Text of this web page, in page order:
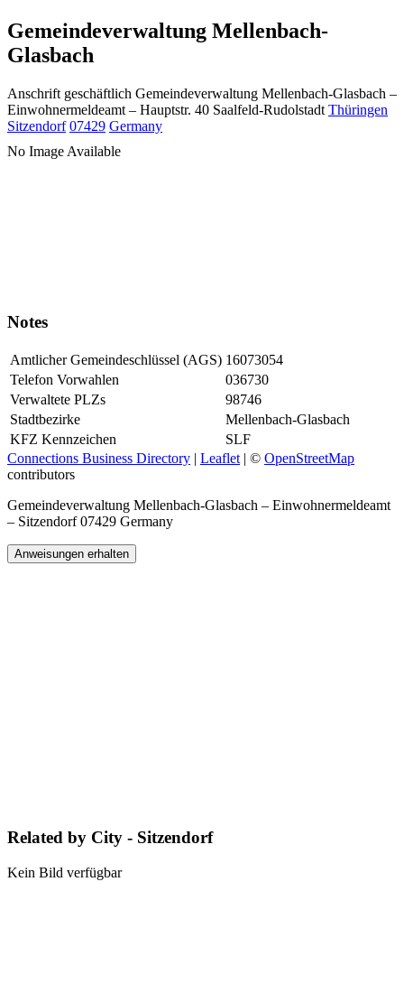
Gemeindeverwaltung Mellenbach-
Glasbach
Anschrift geschäftlich Gemeindeverwaltung Mellenbach-Glasbach –
Einwohnermeldeamt – Hauptstr. 40 Saalfeld-Rudolstadt Thüringen
Sitzendorf 07429 Germany
No Image Available
Notes
Amtlicher Gemeindeschlüssel (AGS) 16073054
Telefon Vorwahlen
036730
Verwaltete PLZs
98746
Stadtbezirke
Mellenbach-Glasbach
KFZ Kennzeichen
SLF
Connections Business Directory | Leaflet | © OpenStreetMap
contributors
Gemeindeverwaltung Mellenbach-Glasbach – Einwohnermeldeamt
– Sitzendorf 07429 Germany
Anweisungen erhalten
Related by City - Sitzendorf
Kein Bild verfügbar